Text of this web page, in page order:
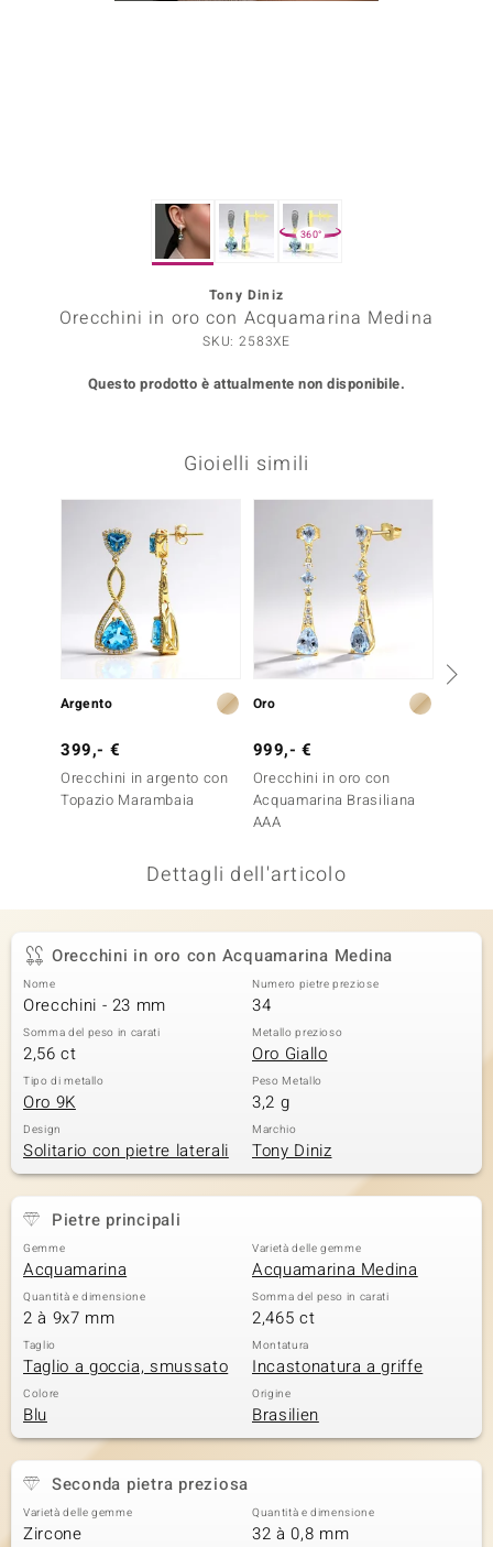
Collection
by de Melo
360°
Tony Diniz
Orecchini in oro con Acquamarina Medina
SKU: 2583XE
Questo prodotto è attualmente non disponibile.
Gioielli simili
Argento
399,- €
Orecchini in argento con
Topazio Marambaia
Oro
999,- €
Orecchini in oro con
Acquamarina Brasiliana
AAA
Dettagli dell'articolo
Orecchini in oro con Acquamarina Medina
Nome
Orecchini - 23 mm
Numero pietre preziose
34
Somma del peso in carati
2,56 ct
Metallo prezioso
Oro Giallo
Tipo di metallo
Oro 9K
Peso Metallo
3,2 g
Design
Solitario con pietre laterali
Marchio
Tony Diniz
Pietre principali
Gemme
Acquamarina
Varietà delle gemme
Acquamarina Medina
Quantità e dimensione
2 à 9x7 mm
Somma del peso in carati
2,465 ct
Taglio
Taglio a goccia, smussato
Montatura
Incastonatura a griffe
Colore
Blu
Origine
Brasilien
Seconda pietra preziosa
Varietà delle gemme
Zircone
Quantità e dimensione
32 à 0,8 mm